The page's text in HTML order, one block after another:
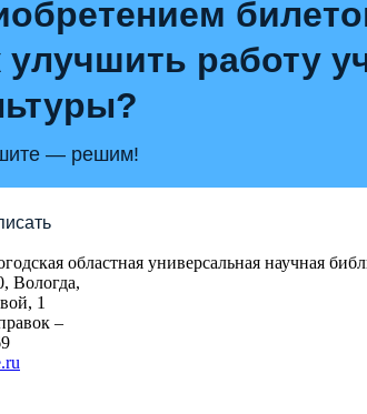
улучшить работу
— решим!
областная универсальная научная
Вологда,
1
–